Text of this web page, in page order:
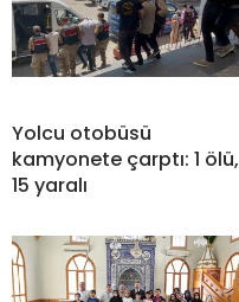
Yolcu otobüsü
kamyonete çarptı: 1 ölü,
15 yaralı